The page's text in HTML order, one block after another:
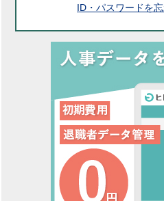
ID・パスワードを